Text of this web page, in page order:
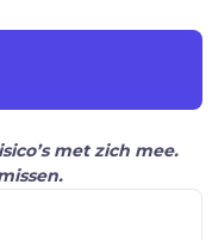
met zich mee.